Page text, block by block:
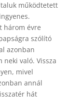
működtetett
három évre
szólító
azonban
neki való. Vissza
mivel
annál
hát